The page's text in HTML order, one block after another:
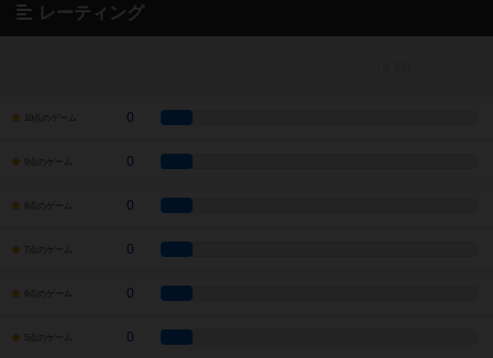
レーティング
10点のゲーム 0
9点のゲーム 0
8点のゲーム 0
7点のゲーム 0
6点のゲーム 0
5点のゲーム 0